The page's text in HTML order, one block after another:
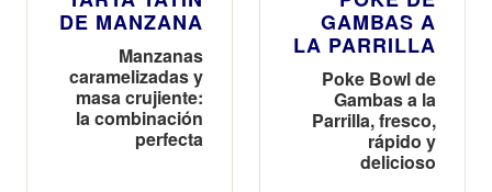
DE MANZANA
Manzanas
caramelizadas y
masa crujiente:
la combinación
perfecta
GAMBAS A
LA PARRILLA
Poke Bowl de
Gambas a la
Parrilla, fresco,
rápido y
delicioso